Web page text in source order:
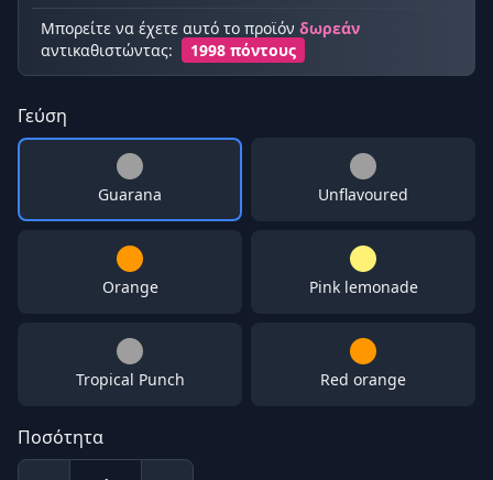
Μπορείτε να έχετε αυτό το προϊόν δωρεάν
αντικαθιστώντας:
1998 πόντους
Γεύση
Guarana Unflavoured
Orange Pink lemonade
Tropical Punch Red orange
Ποσότητα